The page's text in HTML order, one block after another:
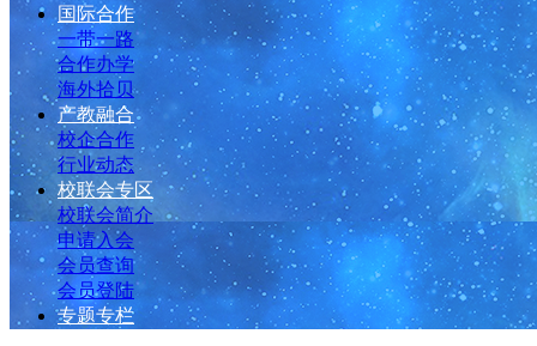
国际合作
一带一路
合作办学
海外拾贝
产教融合
校企合作
行业动态
校联会专区
校联会简介
申请入会
会员查询
会员登陆
专题专栏